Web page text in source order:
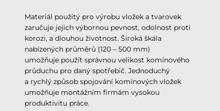
Materiál použitý pro výrobu vložek a tvarovek
zaručuje jejich výbornou pevnost, odolnost proti
korozi, a dlouhou životnost. Široká škála
nabízených průměrů (120 – 500 mm)
umožňuje použít správnou velikost komínového
průduchu pro daný spotřebič. Jednoduchý
a rychlý způsob spojování komínových vložek
umožňuje montážním firmám vysokou
produktivitu práce.